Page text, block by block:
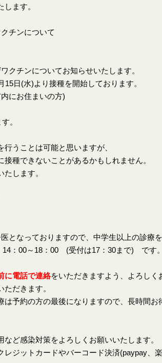
ます。
チンについて
クチンについてお知らせいたします。
日(水)より接種を開始しております。
にお住まいの方)
。
うことは可能と思いますが、
種できないことがあるかもしれません。
します。
となっておりますので、中学生以上の診療
：00～18：00 (受付は17：30まで) です。
に電話で連絡をいただきますよう、よろしく
だきます。
は予約の方の最後になりますので、長時間
ど感染対策をよろしくお願いいたします。
レジットカードやバーコード決済(paypay、